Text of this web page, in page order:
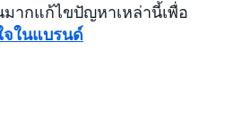
ากแก้ไขปัญหาเหล่านี้เพื่อ
จในแบรนด์